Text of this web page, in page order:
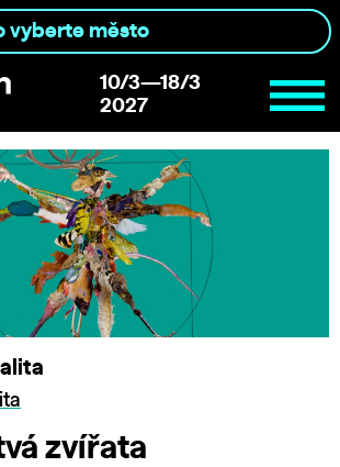
10/3—18/3
2027
zvířata